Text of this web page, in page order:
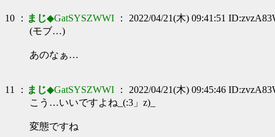
10 ： まじ◆GatSYSZWWI ： 2022/04/21(木) 09:41:51
(モブ…)
あのなぁ…
11 ： まじ◆GatSYSZWWI ： 2022/04/21(木) 09:45:46
こう…いいですよね_(:3」z)_
変態ですね